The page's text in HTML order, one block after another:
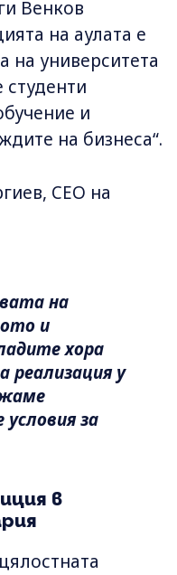
Венков
на аулата е
на университета
студенти
и
на бизнеса“.
CEO на
на
и
хора
реализация у
за
в